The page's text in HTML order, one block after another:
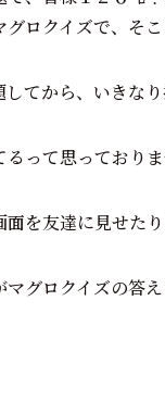
グロクイズで、そ
してから、いきな
るって思っておりま
面を友達に見せた
マグロクイズの答